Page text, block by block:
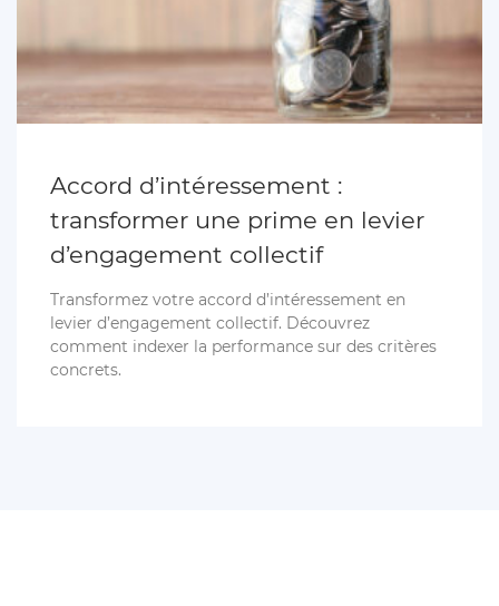
Accord d’intéressement :
transformer une prime en levier
d’engagement collectif
Transformez votre accord d’intéressement en
levier d’engagement collectif. Découvrez
comment indexer la performance sur des critères
concrets.